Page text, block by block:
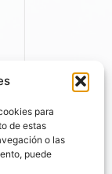
para
de estas
o las
puede